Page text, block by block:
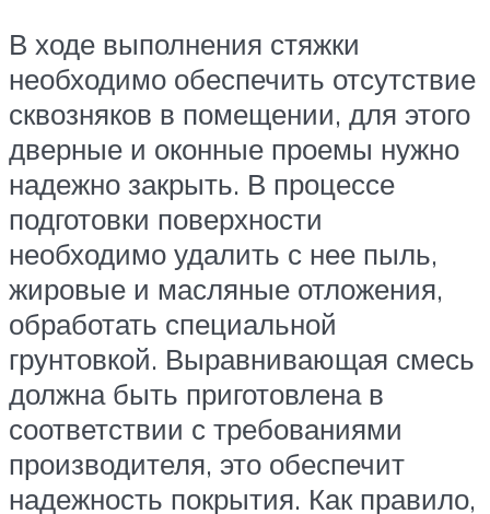
В ходе выполнения стяжки
необходимо обеспечить отсутствие
сквозняков в помещении, для этого
дверные и оконные проемы нужно
надежно закрыть. В процессе
подготовки поверхности
необходимо удалить с нее пыль,
жировые и масляные отложения,
обработать специальной
грунтовкой. Выравнивающая смесь
должна быть приготовлена в
соответствии с требованиями
производителя, это обеспечит
надежность покрытия. Как правило,